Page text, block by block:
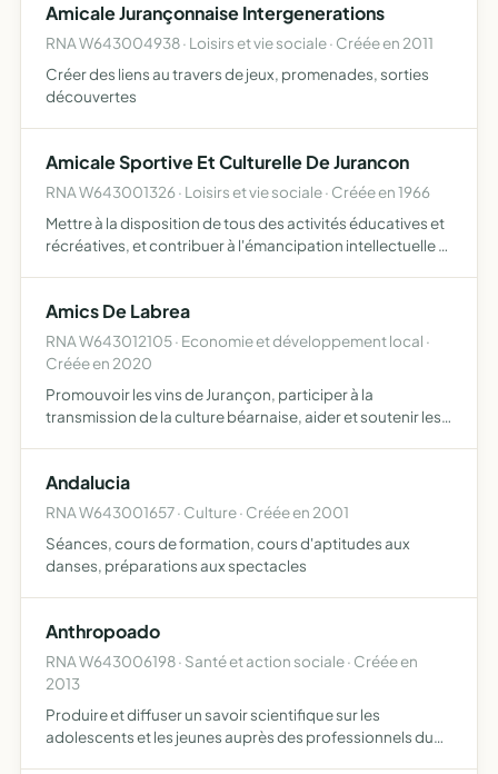
Amicale Jurançonnaise Intergenerations
RNA W643004938 · Loisirs et vie sociale · Créée en 2011
Créer des liens au travers de jeux, promenades, sorties
découvertes
Amicale Sportive Et Culturelle De Jurancon
RNA W643001326 · Loisirs et vie sociale · Créée en 1966
Mettre à la disposition de tous des activités éducatives et
récréatives, et contribuer à l'émancipation intellectuelle et
Amics De Labrea
RNA W643012105 · Economie et développement local ·
Créée en 2020
Promouvoir les vins de Jurançon, participer à la
transmission de la culture béarnaise, aider et soutenir les
Andalucia
RNA W643001657 · Culture · Créée en 2001
Séances, cours de formation, cours d'aptitudes aux
danses, préparations aux spectacles
Anthropoado
RNA W643006198 · Santé et action sociale · Créée en
2013
Produire et diffuser un savoir scientifique sur les
adolescents et les jeunes auprès des professionnels du